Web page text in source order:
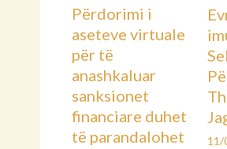
Përdorimi i
aseteve virtuale
për të
anashkaluar
sanksionet
financiare duhet
të parandalohet
11/